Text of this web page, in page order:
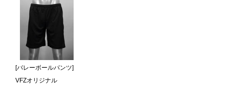
[バレーボールパンツ]
VFZオリジナル